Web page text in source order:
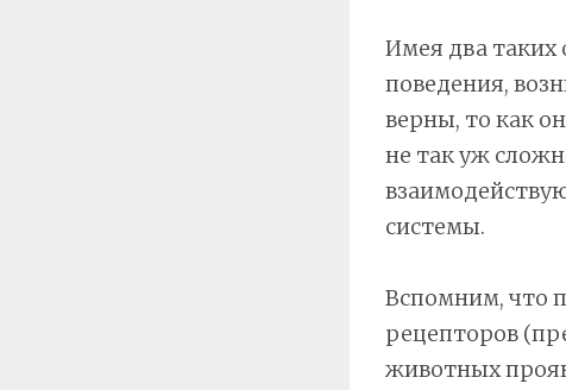
Имея два таких
поведения,
верны, то как
не так уж
системы.
Вспомним, что
рецепторов
животных